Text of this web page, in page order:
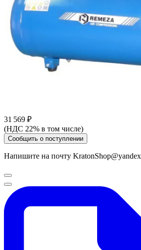
31 569 ₽
(НДС 22% в том числе)
Сообщить о поступлении
Напишите на почту